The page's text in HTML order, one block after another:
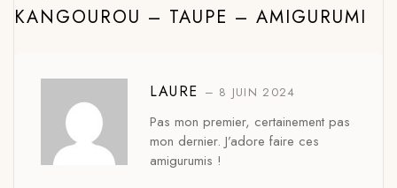
KANGOUROU – TAUPE – AMIGURUMI
LAURE – 8 JUIN 2024
Pas mon premier, certainement pas
mon dernier. J’adore faire ces
amigurumis !